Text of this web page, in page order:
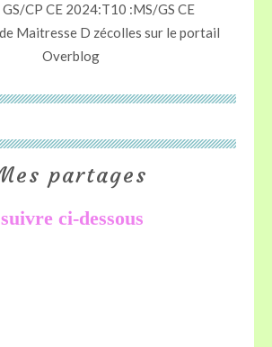
CP CE 2024:T10 :MS/GS CE
Maitresse D zécolles sur le portail
Overblog
partages
ci-dessous